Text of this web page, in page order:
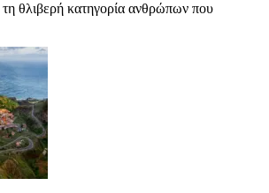
τη θλιβερή κατηγορία ανθρώπων που